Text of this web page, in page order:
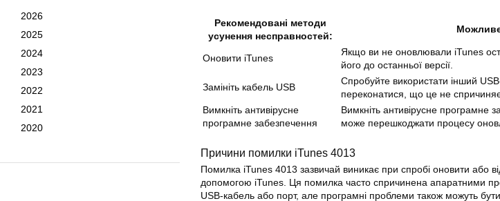
2026
2025
2024
2023
2022
2021
2020
Рекомендовані методи
усунення несправностей:
Оновити iTunes
Якщо ви не оновлювали iTunes
його до останньої версії.
Замініть кабель USB
Спробуйте використати інший
переконатися, що це не
Вимкніть антивірусне
програмне забезпечення
Вимкніть антивірусне програмне
може перешкоджати процесу
Причини помилки iTunes 4013
Помилка iTunes 4013 зазвичай виникає при спробі оновити або
допомогою iTunes. Ця помилка часто спричинена апаратними
USB-кабель або порт, але програмні проблеми також можуть